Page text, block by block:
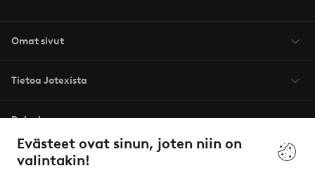
Evästeet ovat sinun, joten niin on
valintakin!
Omat sivut
Tietoa Jotexista
Palvelumme
Ehdot